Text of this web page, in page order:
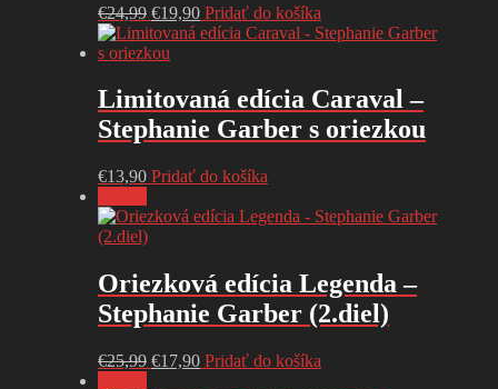
€24,99 Pôvodná
cena
bola:
€19,90Aktuálna
cena
Pridať do košíka
Limitovaná edícia Caraval –
Stephanie Garber s oriezkou
€13,90 Pridať do košíka
Oriezková edícia Legenda –
Stephanie Garber (2.diel)
€25,99 Pôvodná
€17,90Aktuálna
Pridať do košíka